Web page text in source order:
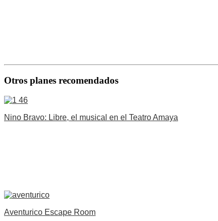
Otros planes recomendados
Nino Bravo: Libre, el musical en el Teatro Amaya
Aventurico Escape Room